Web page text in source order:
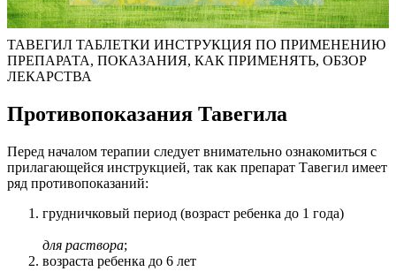
ТАВЕГИЛ ТАБЛЕТКИ ИНСТРУКЦИЯ ПО ПРИМЕНЕНИЮ
ПРЕПАРАТА, ПОКАЗАНИЯ, КАК ПРИМЕНЯТЬ, ОБЗОР
ЛЕКАРСТВА
Противопоказания Тавегила
Перед началом терапии следует внимательно ознакомиться с
прилагающейся инструкцией, так как препарат Тавегил имеет
ряд противопоказаний:
грудничковый период (возраст ребенка до 1 года)
для раствора;
возраста ребенка до 6 лет